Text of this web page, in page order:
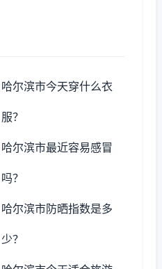
哈尔滨市今天穿什么衣
服？
哈尔滨市最近容易感冒
吗？
哈尔滨市防晒指数是多
少？